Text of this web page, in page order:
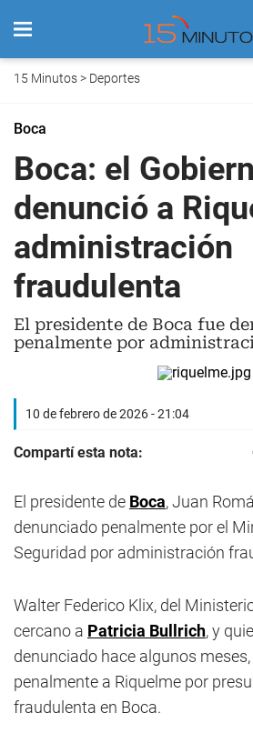
15 Minutos> Deportes
Boca
Boca: el
denunció a
administración
fraudulenta
El presidente de Boca fue
penalmente por
10 de febrero de 2026 - 21:04
Compartí esta nota:
El presidente de Boca, Juan
denunciado penalmente por el
Seguridad por administración
Walter Federico Klix, del
cercano a Patricia Bullrich, y
denunciado hace algunos
penalmente a Riquelme por
fraudulenta en Boca.